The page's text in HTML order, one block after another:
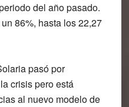
del año pasado.
86%, hasta los 22,27
pasó por
crisis pero está
al nuevo modelo de